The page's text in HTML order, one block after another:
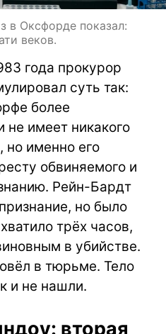
в Оксфорде показал:
веков.
года прокурор
суть так:
более
не имеет никакого
но именно его
обвиняемого и
Рейн-Бардт
но было
трёх часов,
в убийстве.
в тюрьме. Тело
и не нашли.
вторая